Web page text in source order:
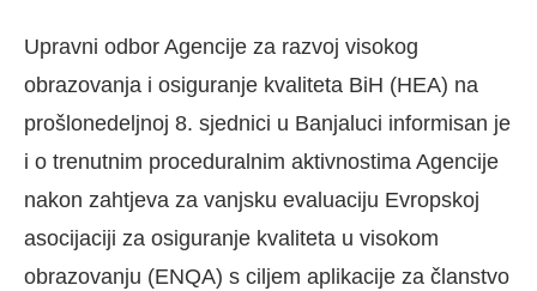
Upravni odbor Agencije za razvoj visokog
obrazovanja i osiguranje kvaliteta BiH (HEA) na
prošlonedeljnoj 8. sjednici u Banjaluci informisan je
i o trenutnim proceduralnim aktivnostima Agencije
nakon zahtjeva za vanjsku evaluaciju Evropskoj
asocijaciji za osiguranje kvaliteta u visokom
obrazovanju (ENQA) s ciljem aplikacije za članstvo